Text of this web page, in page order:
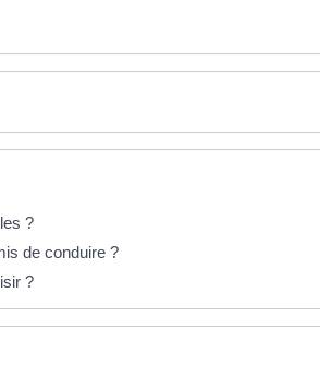
?
de conduire ?
?